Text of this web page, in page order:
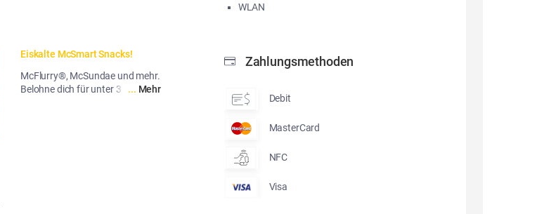
Eiskalte McSmart Snacks!
McFlurry®, McSundae und mehr.
Belohne dich für unter 3 Euro.
... Mehr
WLAN
Zahlungsmethoden
Debit
MasterCard
NFC
Visa